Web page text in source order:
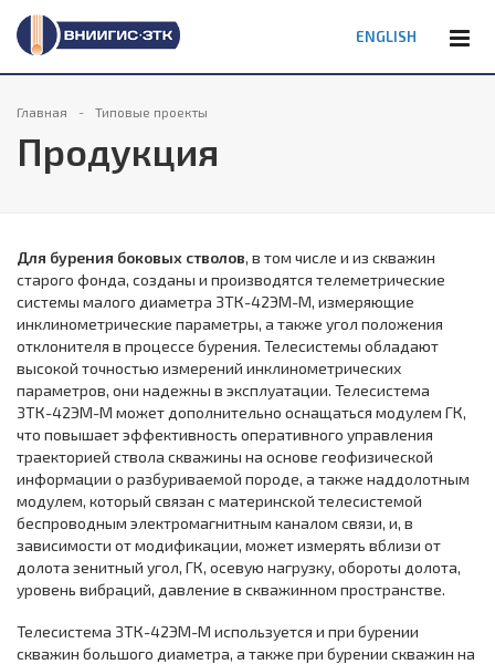
ENGLISH
Главная Типовые проекты
Продукция
Для бурения боковых стволов, в том числе и из скважин
старого фонда, созданы и производятся телеметрические
системы малого диаметра ЗТК-42ЭМ-М, измеряющие
инклинометрические параметры, а также угол положения
отклонителя в процессе бурения. Телесистемы обладают
высокой точностью измерений инклинометрических
параметров, они надежны в эксплуатации. Телесистема
ЗТК-42ЭМ-М может дополнительно оснащаться модулем ГК,
что повышает эффективность оперативного управления
траекторией ствола скважины на основе геофизической
информации о разбуриваемой породе, а также наддолотным
модулем, который связан с материнской телесистемой
беспроводным электромагнитным каналом связи, и, в
зависимости от модификации, может измерять вблизи от
долота зенитный угол, ГК, осевую нагрузку, обороты долота,
уровень вибраций, давление в скважинном пространстве.
Телесистема ЗТК-42ЭМ-М используется и при бурении
скважин большого диаметра, а также при бурении скважин на